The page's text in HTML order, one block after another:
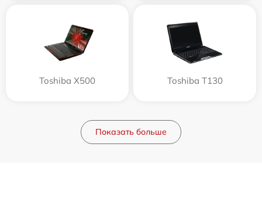
Toshiba X500 Toshiba T130
Показать больше